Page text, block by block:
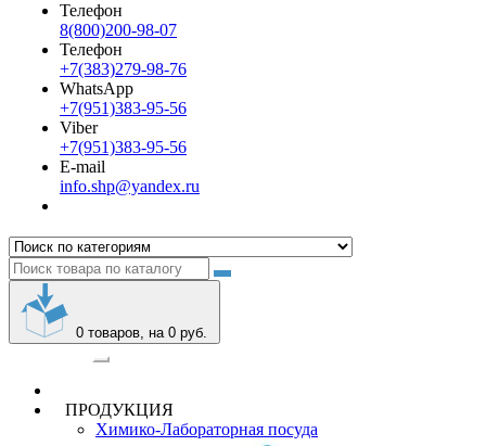
Телефон
8(800)200-98-07
Телефон
+7(383)279-98-76
WhatsApp
+7(951)383-95-56
Viber
+7(951)383-95-56
E-mail
info.shp@yandex.ru
0 товаров, на 0 руб.
ПРОДУКЦИЯ
Химико-Лабораторная посуда